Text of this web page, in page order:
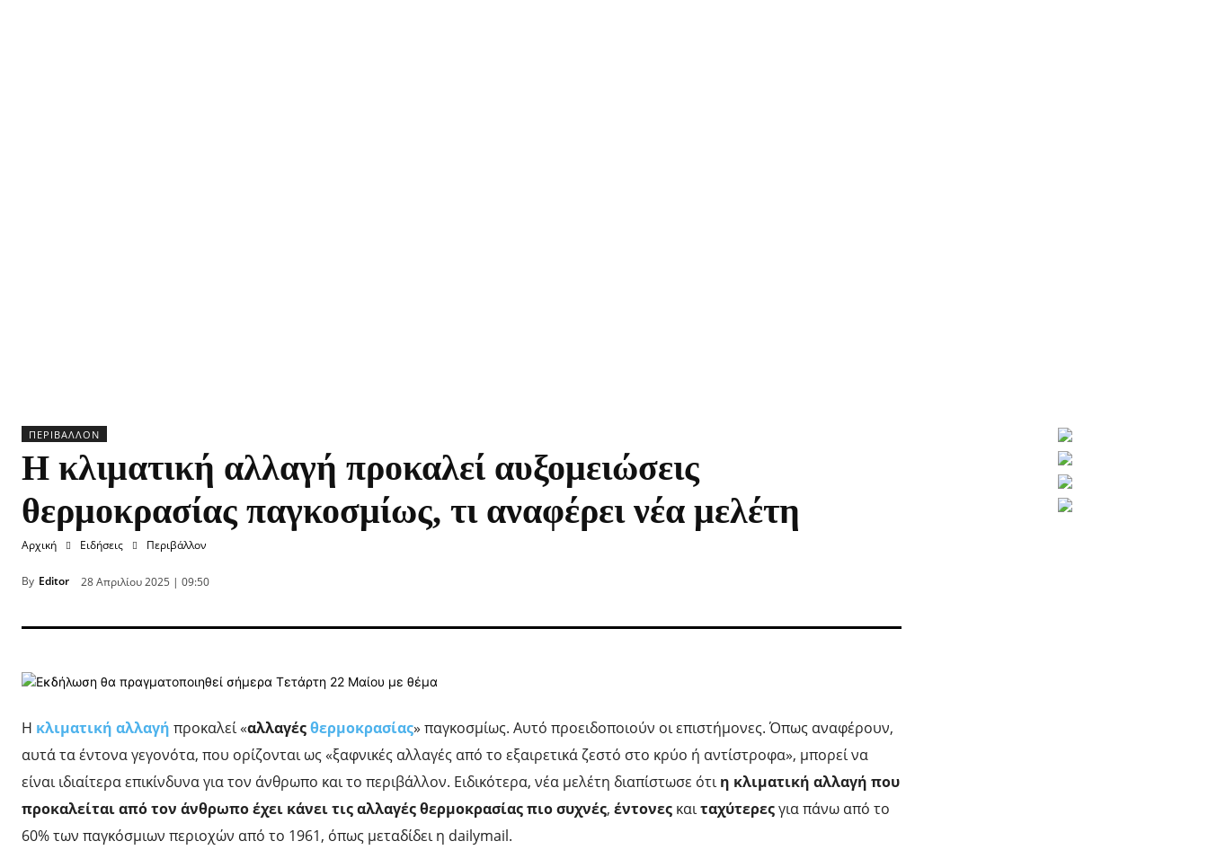
ΠΕΡΙΒΆΛΛΟΝ
Η κλιματική αλλαγή προκαλεί αυξομειώσεις
θερμοκρασίας παγκοσμίως, τι αναφέρει νέα μελέτη
Αρχική Ειδήσεις Περιβάλλον
By Editor 28 Απριλίου 2025 | 09:50
Η κλιματική αλλαγή προκαλεί «αλλαγέςθερμοκρασίας» παγκοσμίως. Αυτό προειδοποιούν οι επιστήμονες. Όπως αναφέρουν,
αυτά τα έντονα γεγονότα, που ορίζονται ως «ξαφνικές αλλαγές από το εξαιρετικά ζεστό στο κρύο ή αντίστροφα», μπορεί να
είναι ιδιαίτερα επικίνδυνα για τον άνθρωπο και το περιβάλλον. Ειδικότερα, νέα μελέτη διαπίστωσε ότιη κλιματική αλλαγή που
προκαλείται από τον άνθρωπο έχει κάνει τις αλλαγές θερμοκρασίας πιο συχνές, έντονες καιταχύτερεςγια πάνω από το
60% των παγκόσμιων περιοχών από το 1961, όπως μεταδίδει η dailymail.